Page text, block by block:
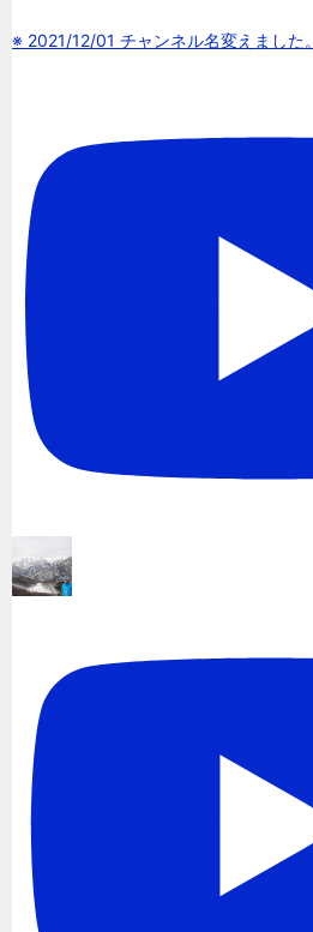
※ 2021/12/01 チャンネル名変えました。